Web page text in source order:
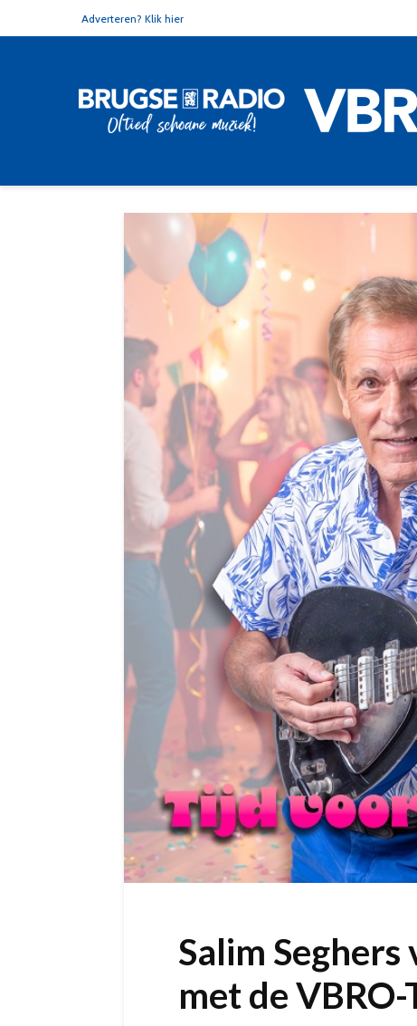
Adverteren? Klik hier
Salim Seghers
met de